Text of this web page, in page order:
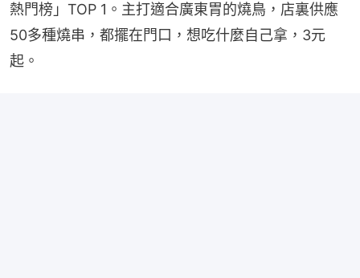
熱門榜」TOP 1。主打適合廣東胃的燒鳥，店裏供應
50多種燒串，都擺在門口，想吃什麼自己拿，3元
起。